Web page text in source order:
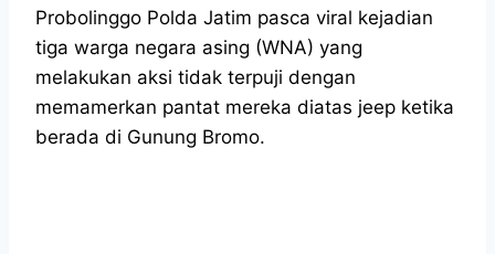
Probolinggo Polda Jatim pasca viral kejadian
tiga warga negara asing (WNA) yang
melakukan aksi tidak terpuji dengan
memamerkan pantat mereka diatas jeep ketika
berada di Gunung Bromo.